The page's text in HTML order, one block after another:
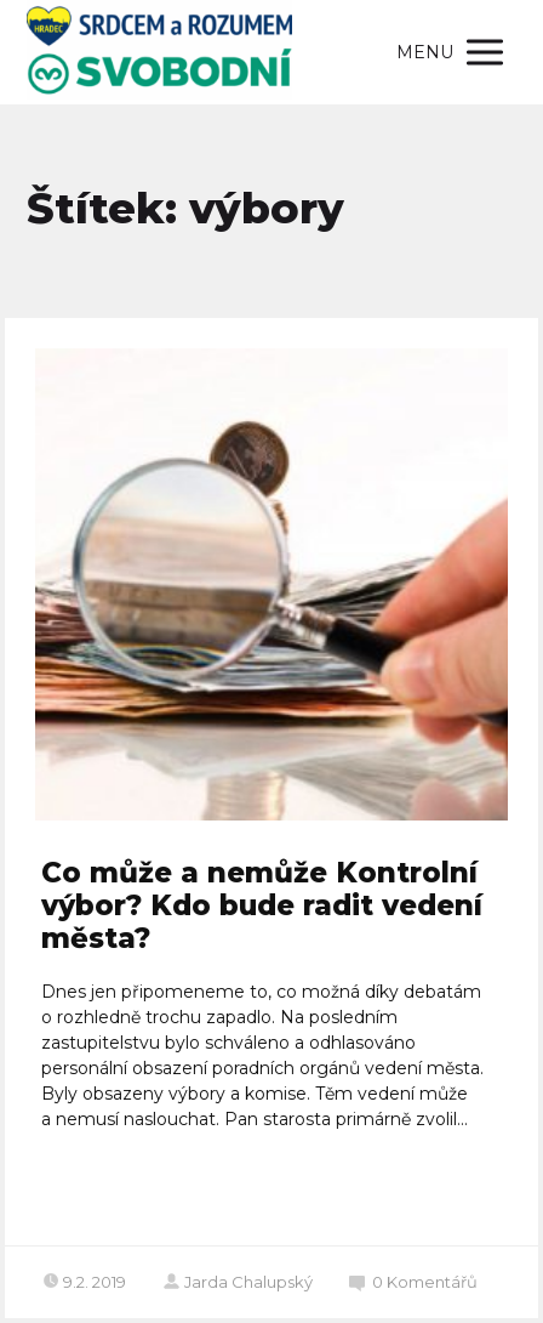
MENU
Štítek: výbory
Co může a nemůže Kontrolní
výbor? Kdo bude radit vedení
města?
Dnes jen připomeneme to, co možná díky debatám
o rozhledně trochu zapadlo. Na posledním
zastupitelstvu bylo schváleno a odhlasováno
personální obsazení poradních orgánů vedení města.
Byly obsazeny výbory a komise. Těm vedení může
a nemusí naslouchat. Pan starosta primárně zvolil...
9.2. 2019 Jarda Chalupský 0 Komentářů